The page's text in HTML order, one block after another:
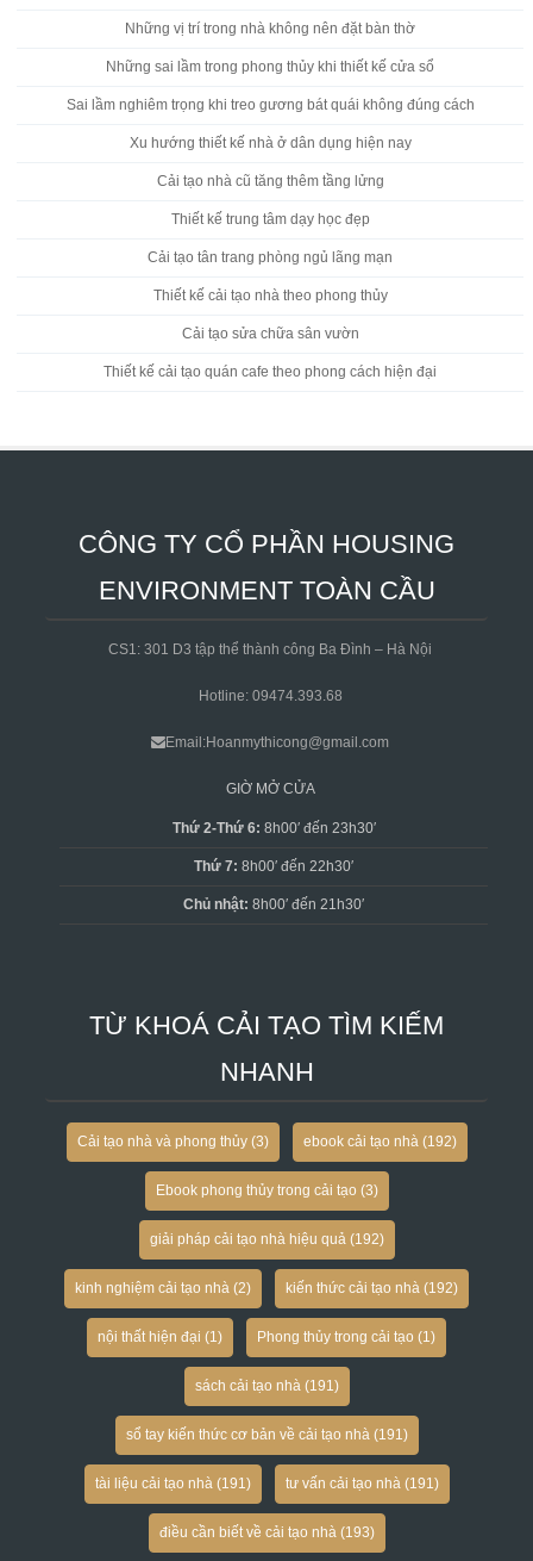
Những vị trí trong nhà không nên đặt bàn thờ
Những sai lầm trong phong thủy khi thiết kế cửa sổ
Sai lầm nghiêm trọng khi treo gương bát quái không đúng cách
Xu hướng thiết kế nhà ở dân dụng hiện nay
Cải tạo nhà cũ tăng thêm tầng lửng
Thiết kế trung tâm dạy học đẹp
Cải tạo tân trang phòng ngủ lãng mạn
Thiết kế cải tạo nhà theo phong thủy
Cải tạo sửa chữa sân vườn
Thiết kế cải tạo quán cafe theo phong cách hiện đại
CÔNG TY CỔ PHẦN HOUSING
ENVIRONMENT TOÀN CẦU
CS1: 301 D3 tập thể thành công Ba Đình – Hà Nội
Hotline: 09474.393.68
Email:Hoanmythicong@gmail.com
GIỜ MỞ CỬA
Thứ 2-Thứ 6: 8h00′ đến 23h30′
Thứ 7: 8h00′ đến 22h30′
Chủ nhật: 8h00′ đến 21h30′
TỪ KHOÁ CẢI TẠO TÌM KIẾM
NHANH
Cải tạo nhà và phong thủy(3) ebook cải tạo nhà(192)
Ebook phong thủy trong cải tạo (3)
giải pháp cải tạo nhà hiệu quả(192)
kinh nghiệm cải tạo nhà (2) kiến thức cải tạo nhà (192)
nội thất hiện đại (1) Phong thủy trong cải tạo (1)
sách cải tạo nhà(191)
sổ tay kiến thức cơ bản về cải tạo nhà(191)
tài liệu cải tạo nhà(191) tư vấn cải tạo nhà(191)
điều cần biết về cải tạo nhà(193)